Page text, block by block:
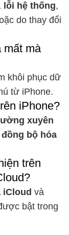
lỗi hệ thống,
do thay đổi
mất mà
khôi phục dữ
từ iPhone.
iPhone?
xuyên
đồng bộ hóa
trên
iCloud và
bật trong